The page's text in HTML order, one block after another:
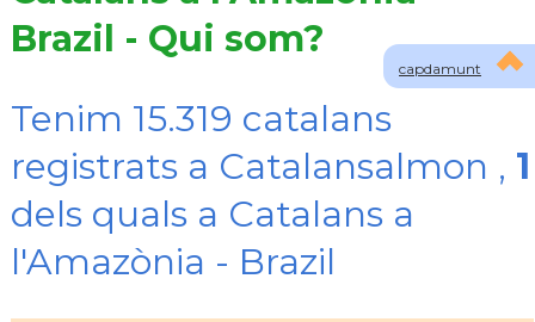
capdamunt
Brazil - Qui som?
Tenim 15.319 catalans
registrats a Catalansalmon , 1
dels quals a Catalans a
l'Amazònia - Brazil